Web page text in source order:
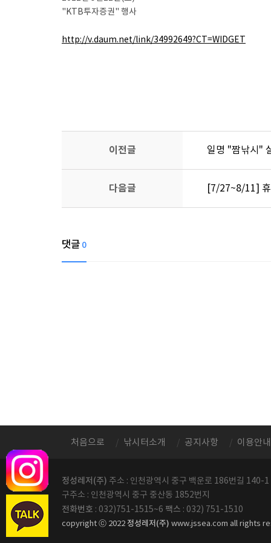
"KTB투자증권" 행사
http://v.daum.net/link/34992649?CT=WIDGET
이전글 일명 "짬낚시"
다음글 [7/27~8/11] 휴
댓글 0
처음으로 낚시터소개 공지사항 이용안내
정성레저(주) 주소 : 인천광역시 중구 백운로 186번길 140-1
구주소 : 인천광역시 중구 중산동 1852번지
전화번호 : 032)751-1515~6 팩스 : 032) 751-1510
copyright ⓒ 2022 정성레저(주) www.jssea.com all rights